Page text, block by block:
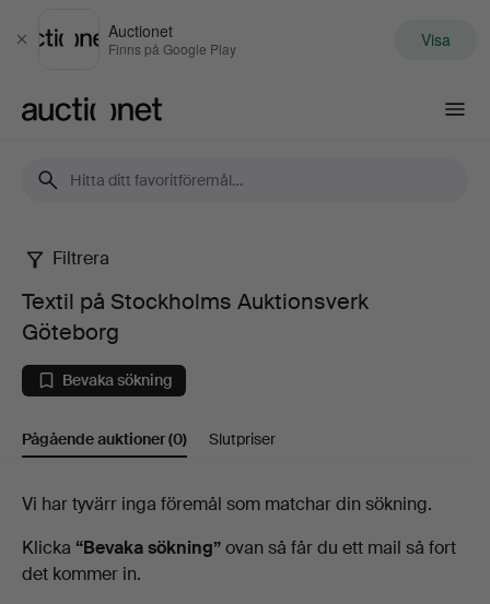
Stäng
Auctionet
Finns på Google Play Visa
Textil
på
Stockholms
Auktionsverk
Filtrera
Textil på Stockholms Auktionsverk
Göteborg
Bevaka sökning
Pågående auktioner(0) Slutpriser
Pågående
auktioner
Vi har tyvärr inga föremål som matchar din sökning.
Klicka “Bevaka sökning”ovan så får du ett mail så fort
det kommer in.